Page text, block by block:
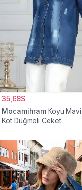
35,68$
Modamihram Koyu Mavi
Kot Düğmeli Ceket